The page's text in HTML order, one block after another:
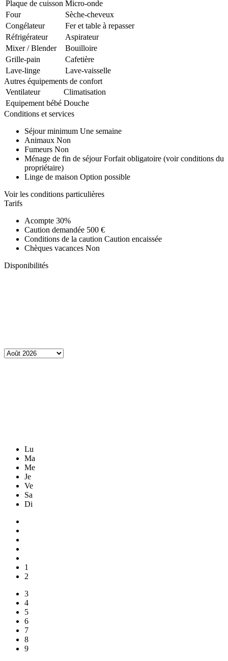
Plaque de cuisson Micro-onde
Four
Sèche-cheveux
Congélateur
Fer et table à repasser
Réfrigérateur
Aspirateur
Mixer / Blender
Bouilloire
Grille-pain
Cafetière
Lave-linge
Lave-vaisselle
Autres équipements de confort
Ventilateur
Climatisation
Equipement bébé Douche
Conditions et services
Séjour minimum Une semaine
Animaux Non
Fumeurs Non
Ménage de fin de séjour Forfait obligatoire (voir conditions du
propriétaire)
Linge de maison Option possible
Voir les conditions particulières
Tarifs
Acompte 30%
Caution demandée 500 €
Conditions de la caution Caution encaissée
Chèques vacances Non
Disponibilités
Lu
Ma
Me
Je
Ve
Sa
Di
1
2
3
4
5
6
7
8
9